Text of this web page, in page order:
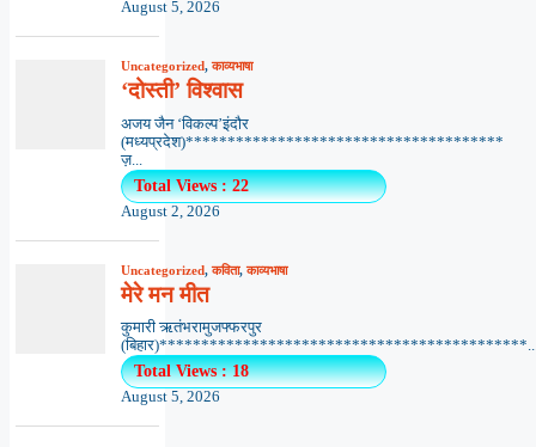
August 5, 2026
Uncategorized,काव्यभाषा
‘दोस्ती’ विश्वास
अजय जैन ‘विकल्प’इंदौर
(मध्यप्रदेश)**************************************
ज़...
Total Views : 22
August 2, 2026
Uncategorized,कविता,काव्यभाषा
मेरे मन मीत
कुमारी ऋतंभरामुजफ्फरपुर
Total Views : 18
August 5, 2026